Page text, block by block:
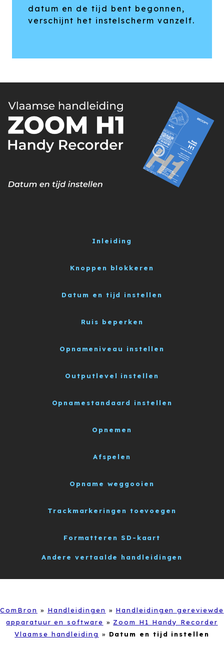
datum en de tijd bent begonnen,
verschijnt het instelscherm vanzelf.
Inleiding
Knoppen blokkeren
Datum en tijd instellen
Ruis beperken
Opnameniveau instellen
Outputlevel instellen
Opnamestandaard instellen
Opnemen
Afspelen
Opname weggooien
Trackmarkeringen toevoegen
Formatteren SD-kaart
Andere vertaalde handleidingen
ComBron » Handleidingen » Handleidingen gereviewde
apparatuur en software » Zoom H1 Handy Recorder
Vlaamse handleiding » Datum en tijd instellen